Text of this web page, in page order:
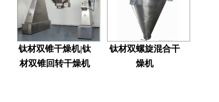
钛材双锥干燥机|钛
材双锥回转干燥机
钛材双螺旋混合干
燥机